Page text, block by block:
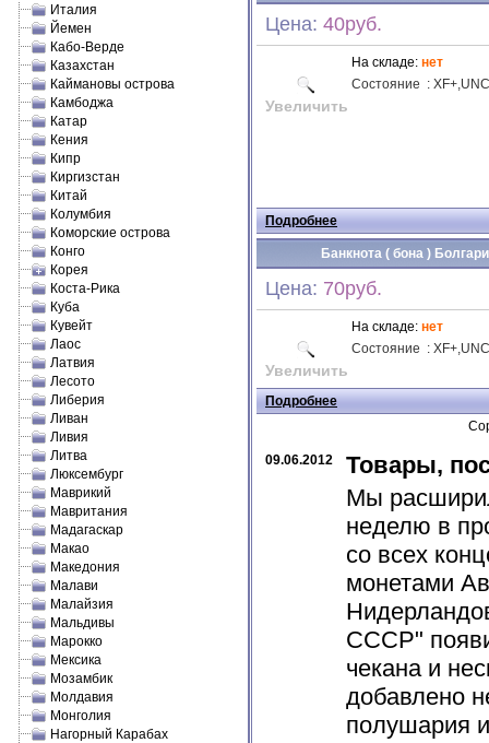
Италия
Йемен
Кабо-Верде
Казахстан
Каймановы острова
Камбоджа
Катар
Кения
Кипр
Киргизстан
Китай
Колумбия
Коморские острова
Конго
Корея
Коста-Рика
Куба
Кувейт
Лаос
Латвия
Лесото
Либерия
Ливан
Ливия
Литва
Люксембург
Маврикий
Мавритания
Мадагаскар
Макао
Македония
Малави
Малайзия
Мальдивы
Марокко
Мексика
Мозамбик
Молдавия
Монголия
Нагорный Карабах
Цена: 40руб.
Увеличить
На складе: нет
Состояние : XF+,UNC
Подробнее
Банкнота ( бона )
Цена: 70руб.
Увеличить
На складе: нет
Состояние : XF+,UNC
Подробнее
09.06.2012
Товары,
Мы
неделю в
со всех
монетами
СССР"
чекана и
добавлено
полушария